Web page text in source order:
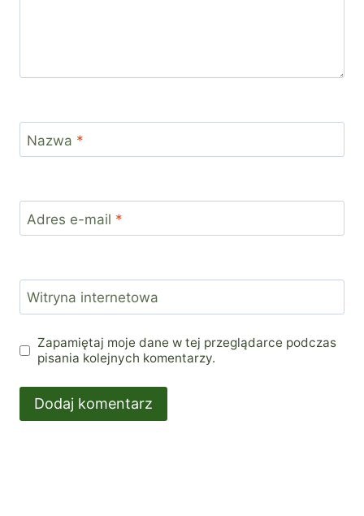
Nazwa *
Adres e-mail *
Witryna internetowa
Zapamiętaj moje dane w tej przeglądarce podczas
pisania kolejnych komentarzy.